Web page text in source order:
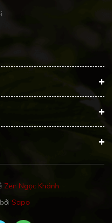
Zen Ngọc Khánh
Sapo